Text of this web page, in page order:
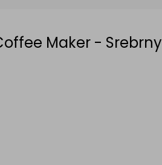
Maker - Srebrny